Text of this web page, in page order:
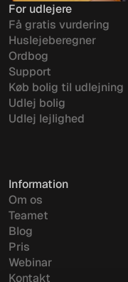
For udlejere
Få gratis vurdering
Huslejeberegner
Ordbog
Support
Køb bolig til udlejning
Udlej bolig
Udlej lejlighed
Information
Om os
Teamet
Blog
Pris
Webinar
Kontakt